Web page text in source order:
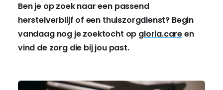
Ben je op zoek naar een passend
herstelverblijf of een thuiszorgdienst? Begin
vandaag nog je zoektocht op gloria.careen
vind de zorg die bij jou past.